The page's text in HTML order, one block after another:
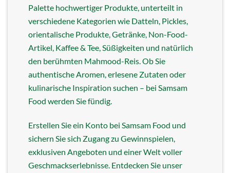
Palette hochwertiger Produkte, unterteilt in
verschiedene Kategorien wie Datteln, Pickles,
orientalische Produkte, Getränke, Non-Food-
Artikel, Kaffee & Tee, Süßigkeiten und natürlich
den berühmten Mahmood-Reis. Ob Sie
authentische Aromen, erlesene Zutaten oder
kulinarische Inspiration suchen – bei Samsam
Food werden Sie fündig.
Erstellen Sie ein Konto bei Samsam Food und
sichern Sie sich Zugang zu Gewinnspielen,
exklusiven Angeboten und einer Welt voller
Geschmackserlebnisse. Entdecken Sie unser